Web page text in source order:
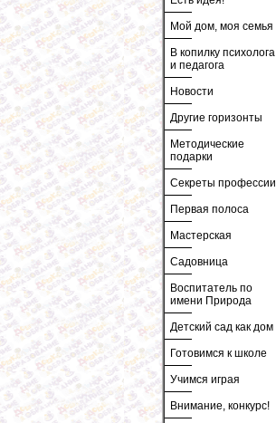
Мой дом, моя семья
В копилку психолога
и педагога
Новости
Другие горизонты
Методические
подарки
Секреты профессии
Первая полоса
Мастерская
Садовница
Воспитатель по
имени Природа
Детский сад как дом
Готовимся к школе
Учимся играя
Внимание, конкурс!